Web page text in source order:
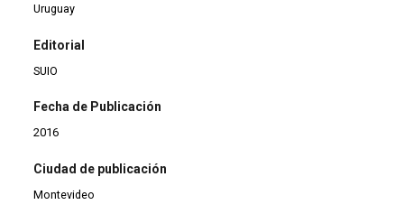
Uruguay
Editorial
SUIO
Fecha de Publicación
2016
Ciudad de publicación
Montevideo